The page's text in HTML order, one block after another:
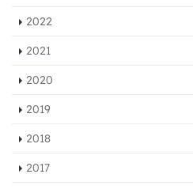
2022
2021
2020
2019
2018
2017